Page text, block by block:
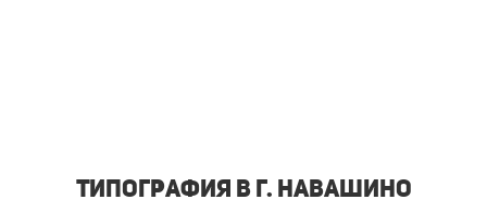
Типография в г. Навашино